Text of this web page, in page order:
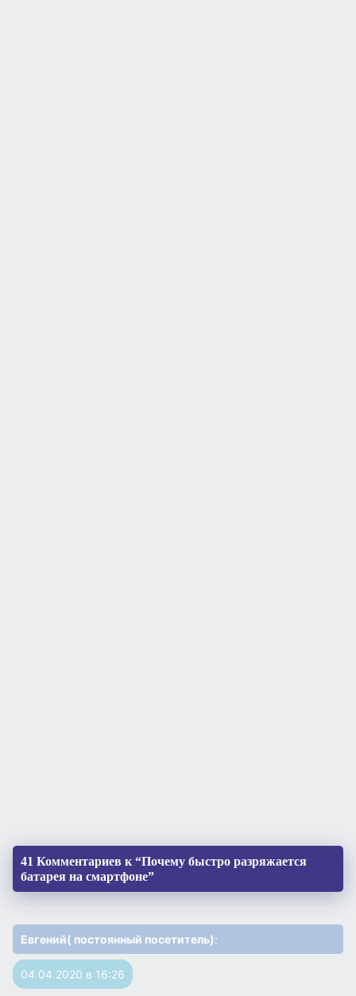
41 Комментариев к “Почему быстро разряжается
батарея на смартфоне”
Евгений( постоянный посетитель):
04.04.2020 в 16:26